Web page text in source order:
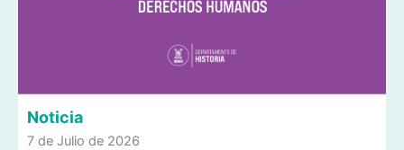
Noticia
7 de Julio de 2026